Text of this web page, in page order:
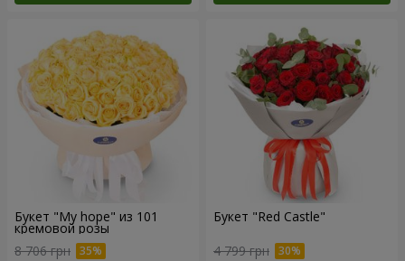
Букет "My hope" из 101
кремовой розы
8 706 грн
Букет "Red Castle"
4 799 грн